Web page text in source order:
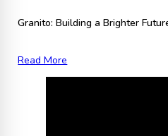
Granito: Building a Brighter
Read More